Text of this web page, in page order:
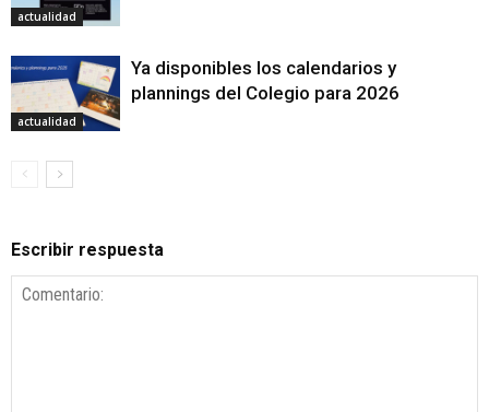
actualidad
actualidad
Ya disponibles los calendarios y
plannings del Colegio para 2026
Escribir respuesta